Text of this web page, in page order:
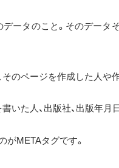
データのこと。そのデー
のページを作成した人や
いた人、出版社、出版年月
がMETAタグです。